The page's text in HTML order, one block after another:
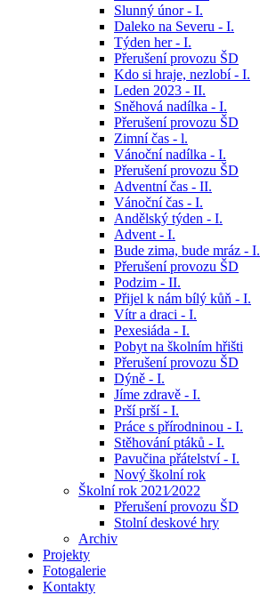
Slunný únor - I.
Daleko na Severu - I.
Týden her - I.
Přerušení provozu ŠD
Kdo si hraje, nezlobí - I.
Leden 2023 - II.
Sněhová nadílka - I.
Přerušení provozu ŠD
Zimní čas - l.
Vánoční nadílka - I.
Přerušení provozu ŠD
Adventní čas - II.
Vánoční čas - I.
Andělský týden - I.
Advent - I.
Bude zima, bude mráz - I.
Přerušení provozu ŠD
Podzim - II.
Přijel k nám bílý kůň - I.
Vítr a draci - I.
Pexesiáda - I.
Pobyt na školním hřišti
Přerušení provozu ŠD
Dýně - I.
Jíme zdravě - I.
Prší prší - I.
Práce s přírodninou - I.
Stěhování ptáků - I.
Pavučina přátelství - I.
Nový školní rok
Školní rok 2021⁄2022
Přerušení provozu ŠD
Stolní deskové hry
Archiv
Projekty
Fotogalerie
Kontakty